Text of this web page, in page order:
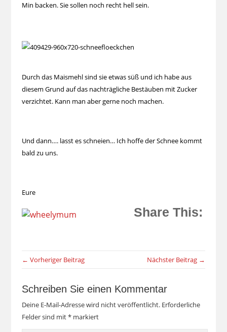
Min backen. Sie sollen noch recht hell sein.
Durch das Maismehl sind sie etwas süß und ich habe aus
diesem Grund auf das nachträgliche Bestäuben mit Zucker
verzichtet. Kann man aber gerne noch machen.
Und dann…. lasst es schneien… Ich hoffe der Schnee kommt
bald zu uns.
Eure
Share This:
← Vorheriger Beitrag Nächster Beitrag →
Schreiben Sie einen Kommentar
Deine E-Mail-Adresse wird nicht veröffentlicht. Erforderliche
Felder sind mit*markiert